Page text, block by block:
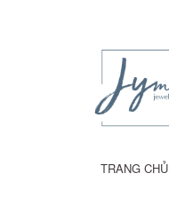
TRANG CHỦ